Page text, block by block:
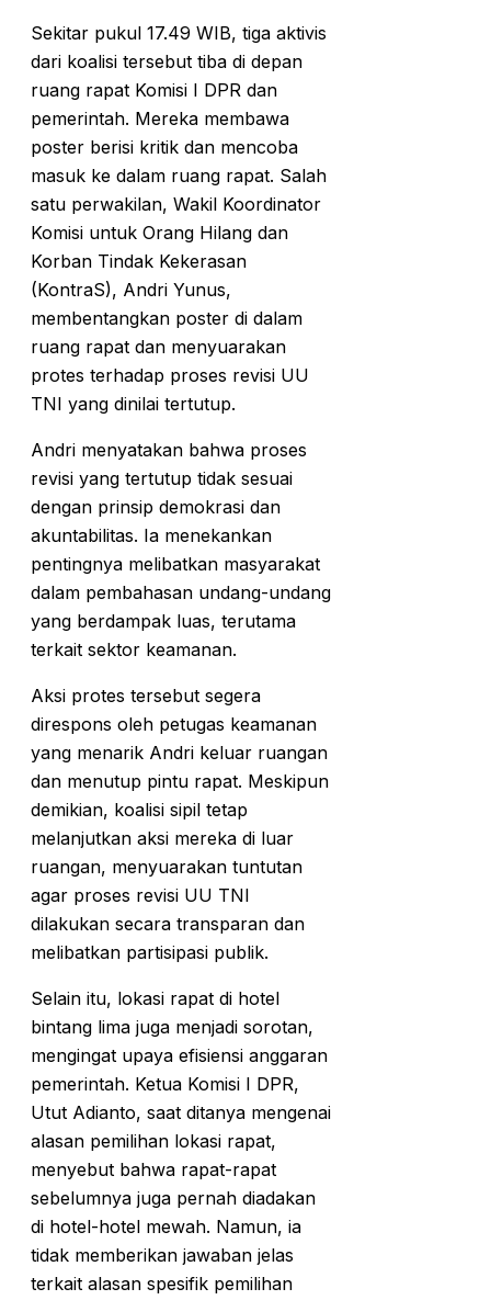
Sekitar pukul 17.49 WIB, tiga aktivis
dari koalisi tersebut tiba di depan
ruang rapat Komisi I DPR dan
pemerintah. Mereka membawa
poster berisi kritik dan mencoba
masuk ke dalam ruang rapat. Salah
satu perwakilan, Wakil Koordinator
Komisi untuk Orang Hilang dan
Korban Tindak Kekerasan
(KontraS), Andri Yunus,
membentangkan poster di dalam
ruang rapat dan menyuarakan
protes terhadap proses revisi UU
TNI yang dinilai tertutup.
Andri menyatakan bahwa proses
revisi yang tertutup tidak sesuai
dengan prinsip demokrasi dan
akuntabilitas. Ia menekankan
pentingnya melibatkan masyarakat
dalam pembahasan undang-undang
yang berdampak luas, terutama
terkait sektor keamanan.
Aksi protes tersebut segera
direspons oleh petugas keamanan
yang menarik Andri keluar ruangan
dan menutup pintu rapat. Meskipun
demikian, koalisi sipil tetap
melanjutkan aksi mereka di luar
ruangan, menyuarakan tuntutan
agar proses revisi UU TNI
dilakukan secara transparan dan
melibatkan partisipasi publik.
Selain itu, lokasi rapat di hotel
bintang lima juga menjadi sorotan,
mengingat upaya efisiensi anggaran
pemerintah. Ketua Komisi I DPR,
Utut Adianto, saat ditanya mengenai
alasan pemilihan lokasi rapat,
menyebut bahwa rapat-rapat
sebelumnya juga pernah diadakan
di hotel-hotel mewah. Namun, ia
tidak memberikan jawaban jelas
terkait alasan spesifik pemilihan